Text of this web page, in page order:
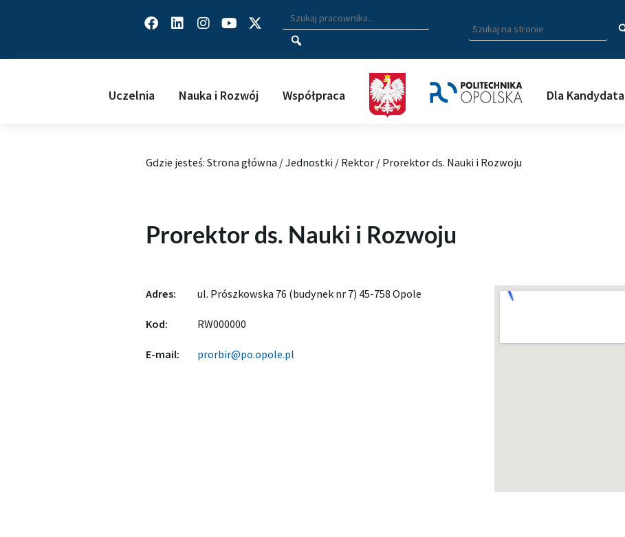
Facebook
LinkedinInstagram
Youtube
X-
twitterWyszukiwarka pracowników
Wpisz nazwisko, fragment nazwiska bądź imię pracownika aby wyszukać
Wpisz
szukaną
frazę
wyszukać
Uczelnia Nauka i Rozwój Współpraca Dla Kandydata
Gdzie jesteś: Strona główna /Jednostki / Rektor/ Prorektor ds. Nauki i Rozwoju
Prorektor ds. Nauki i Rozwoju
Adres: ul. Prószkowska 76 (budynek nr 7) 45-758 Opole
Kod: RW000000
E-mail: prorbir@po.opole.pl